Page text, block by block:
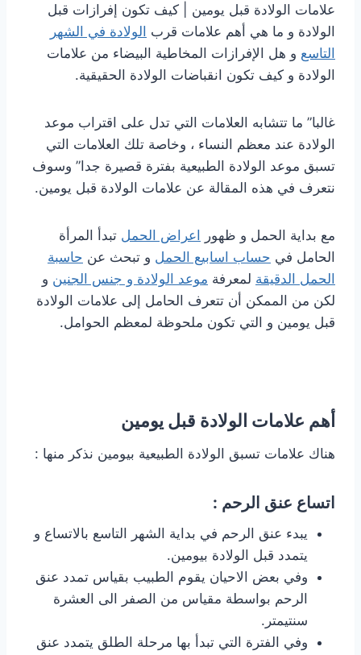
علامات الولادة قبل يومين | كيف تكون إفرازات قبل
الولادة و ما هي أهم علامات قرب الولادة في الشهر
التاسع و هل الإفرازات المخاطية البيضاء من علامات
الولادة و كيف تكون انقباضات الولادة الحقيقية.
غالبا” ما تتشابه العلامات التي تدل على اقتراب موعد
الولادة عند معظم النساء ، وخاصة تلك العلامات التي
تسبق موعد الولادة الطبيعية بفترة قصيرة جدا” وسوف
نتعرف في هذه المقالة عن علامات الولادة قبل يومين.
مع بداية الحمل و ظهور اعراض الحمل تبدأ المرأة
الحامل في حساب اسابيع الحمل و تبحث عن حاسبة
الحمل الدقيقة لمعرفة موعد الولادة و جنس الجنين و
لكن من الممكن أن تتعرف الحامل إلى علامات الولادة
قبل يومين و التي تكون ملحوظة لمعظم الحوامل.
أهم علامات الولادة قبل يومين
هناك علامات تسبق الولادة الطبيعية بيومين نذكر منها :
اتساع عنق الرحم :
يبدء عنق الرحم في بداية الشهر التاسع بالاتساع و
يتمدد قبل الولادة بيومين.
وفي بعض الاحيان يقوم الطبيب بقياس تمدد عنق
الرحم بواسطة مقياس من الصفر الى العشرة
سنتيمتر.
وفي الفترة التي تبدأ بها مرحلة الطلق يتمدد عنق